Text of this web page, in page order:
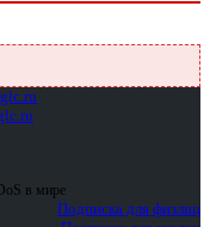
в мире
Подписка для физлиц